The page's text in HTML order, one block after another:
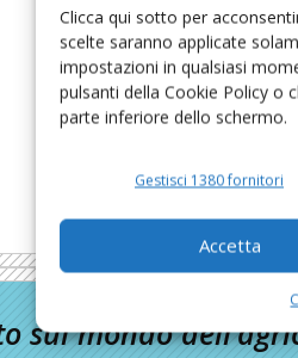
Clicca qui sotto per
scelte saranno applicate
impostazioni in qualsiasi
pulsanti della Cookie Policy o
parte inferiore dello schermo.
Gestisci 1380 fornitori
Accetta
sul mondo